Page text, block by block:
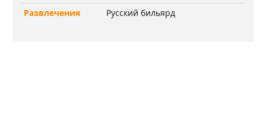
Развлечения
Русский бильярд